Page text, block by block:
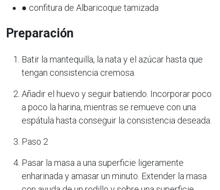
● confitura de Albaricoque tamizada
Preparación
Batir la mantequilla, la nata y el azúcar hasta que
tengan consistencia cremosa.
Añadir el huevo y seguir batiendo. Incorporar poco
a poco la harina, mientras se remueve con una
espátula hasta conseguir la consistencia deseada.
Paso 2
Pasar la masa a una superficie ligeramente
enharinada y amasar un minuto. Extender la masa